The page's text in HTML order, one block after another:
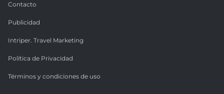
Contacto
Publicidad
Intriper. Travel Marketing
Política de Privacidad
Términos y condiciones de uso